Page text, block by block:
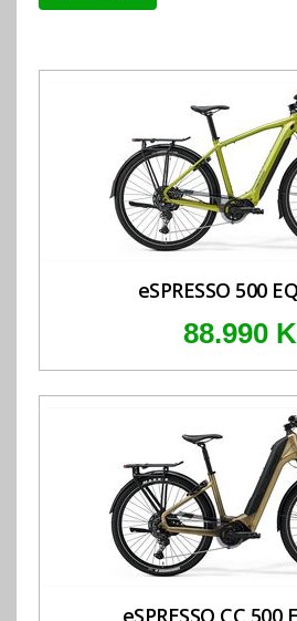
eSPRESSO 500
88.990
eSPRESSO CC 500